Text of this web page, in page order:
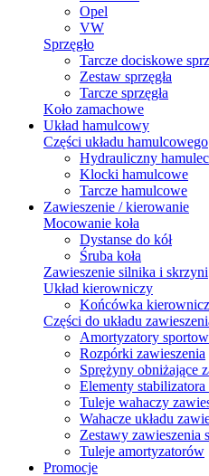
Opel
VW
Sprzęgło
Tarcze dociskowe
Zestaw sprzęgła
Tarcze sprzęgła
Koło zamachowe
Układ hamulcowy
Części układu hamulcowego
Hydrauliczny
Klocki hamulcowe
Tarcze hamulcowe
Zawieszenie / kierowanie
Mocowanie koła
Dystanse do kół
Śruba koła
Zawieszenie silnika i skrzyni
Układ kierowniczy
Końcówka
Części do układu
Amortyzatory
Rozpórki zawieszenia
Sprężyny obniżające
Elementy stabilizatora
Tuleje wahaczy
Wahacze układu
Zestawy zawieszenia
Tuleje amortyzatorów
Promocje